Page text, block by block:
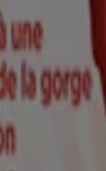
antipoison ou un
sur l'emballage du